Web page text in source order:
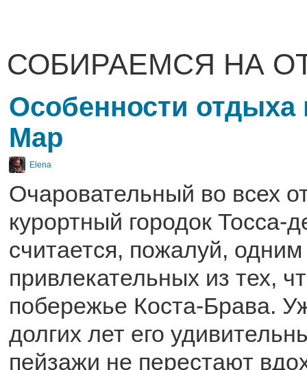
СОБИРАЕМСЯ НА
Особенности отдыха
Мар
Elena
Очаровательный во всех
курортный городок Тосса-
считается, пожалуй,
привлекательных из тех,
побережье Коста-Брава.
долгих лет его
пейзажи не перестают